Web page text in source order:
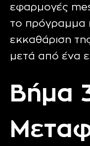
εφαρμογές
το πρόγραμμα
εκκαθάριση
μετά από ένα
Βήμα